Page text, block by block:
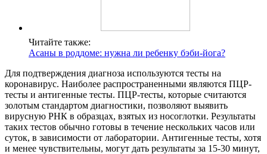
Читайте также:
Асаны в роддоме: нужна ли ребенку бэби-йога?
Для подтверждения диагноза используются тесты на
коронавирус. Наиболее распространенными являются ПЦР-
тесты и антигенные тесты. ПЦР-тесты, которые считаются
золотым стандартом диагностики, позволяют выявить
вирусную РНК в образцах, взятых из носоглотки. Результаты
таких тестов обычно готовы в течение нескольких часов или
суток, в зависимости от лаборатории. Антигенные тесты, хотя
и менее чувствительны, могут дать результаты за 15-30 минут,